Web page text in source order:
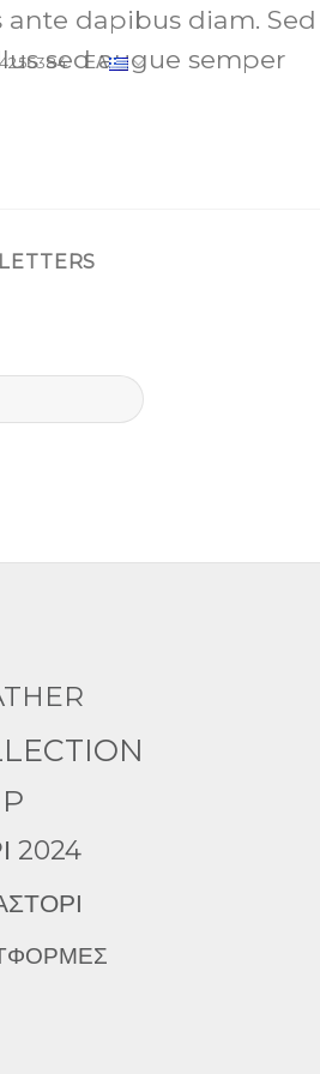
ΕΛ
dapibus diam. Sed
sed augue semper
2024